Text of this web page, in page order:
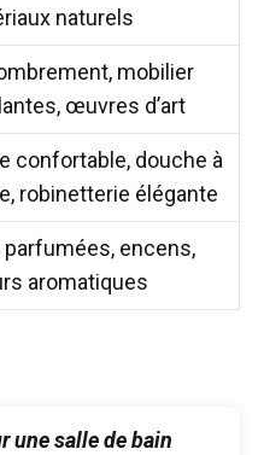
naturels
mobilier
œuvres d’art
confortable, douche à
robinetterie élégante
parfumées, encens,
aromatiques
une salle de bain